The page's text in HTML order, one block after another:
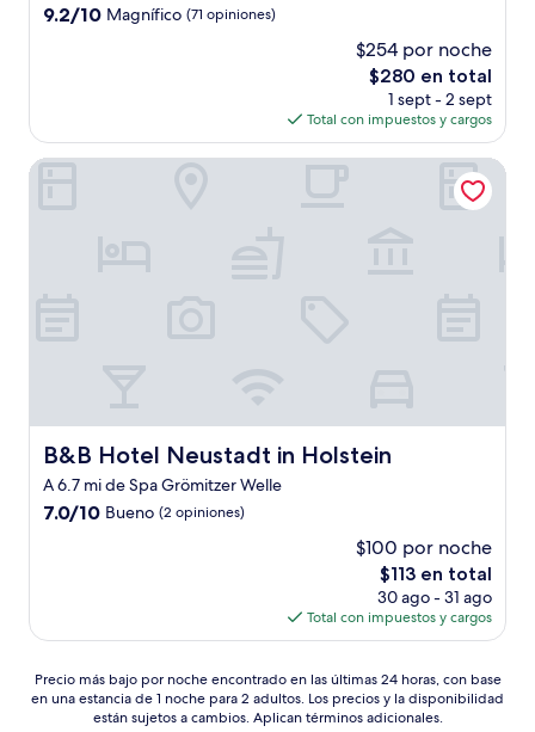
9.2
9.2/10 Magnífico (71 opiniones)
$254 por noche
El
precio
actual
es
de
$280 en total
1 sept - 2 sept
Total con impuestos y cargos
B&B Hotel Neustadt in Holstein
B&B Hotel Neustadt in Holstein
A 6.7 mi de Spa Grömitzer Welle
7.0
7.0/10 Bueno (2 opiniones)
$100 por noche
El
precio
actual
es
$113
$113 en total
30 ago - 31 ago
Total con impuestos y cargos
B&B Hotel Neustadt in Holstein
Precio
más
Precio más bajo por noche encontrado en las últimas 24 horas, con base
en una estancia de 1 noche para 2 adultos. Los precios y la disponibilidad
están sujetos a cambios. Aplican términos adicionales.